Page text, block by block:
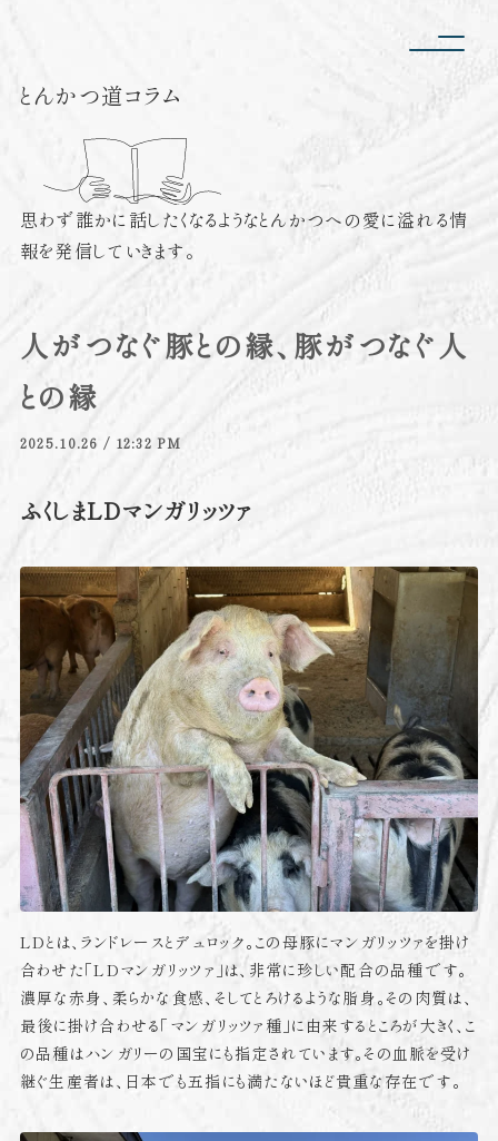
とんかつ道コラム
思わず誰かに話したくなるようなとんかつへの愛に溢れる情
報を発信していきます。
人がつなぐ豚との縁、豚がつなぐ人
との縁
2025.10.26 / 12:32 PM
ふくしまLDマンガリッツァ
LDとは、ランドレースとデュロック。この母豚にマンガリッツァを掛け
合わせた「LDマンガリッツァ」は、非常に珍しい配合の品種です。
濃厚な赤身、柔らかな食感、そしてとろけるような脂身。その肉質は、
最後に掛け合わせる「マンガリッツァ種」に由来するところが大きく、こ
の品種はハンガリーの国宝にも指定されています。その血脈を受け
継ぐ生産者は、日本でも五指にも満たないほど貴重な存在です。